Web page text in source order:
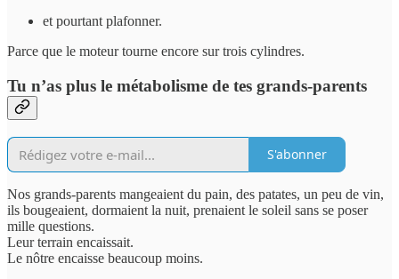
et pourtant plafonner.
Parce que le moteur tourne encore sur trois cylindres.
Tu n’as plus le métabolisme de tes grands-parents
S'abonner
Nos grands-parents mangeaient du pain, des patates, un peu de vin,
ils bougeaient, dormaient la nuit, prenaient le soleil sans se poser
mille questions.
Leur terrain encaissait.
Le nôtre encaisse beaucoup moins.